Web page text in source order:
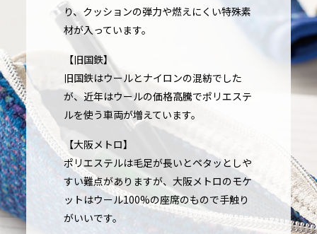
り、クッションの弾力や燃えにくい特殊素
材が入っています。
【旧国鉄】
旧国鉄はウールとナイロンの混紡でした
が、近年はウールの価格高騰でポリエステ
ルを使う車両が増えています。
【大阪メトロ】
ポリエステルは毛足が長いとペタッとしや
すい難点がありますが、大阪メトロのモケ
ットはウール100%の座席のもので手触り
がいいです。